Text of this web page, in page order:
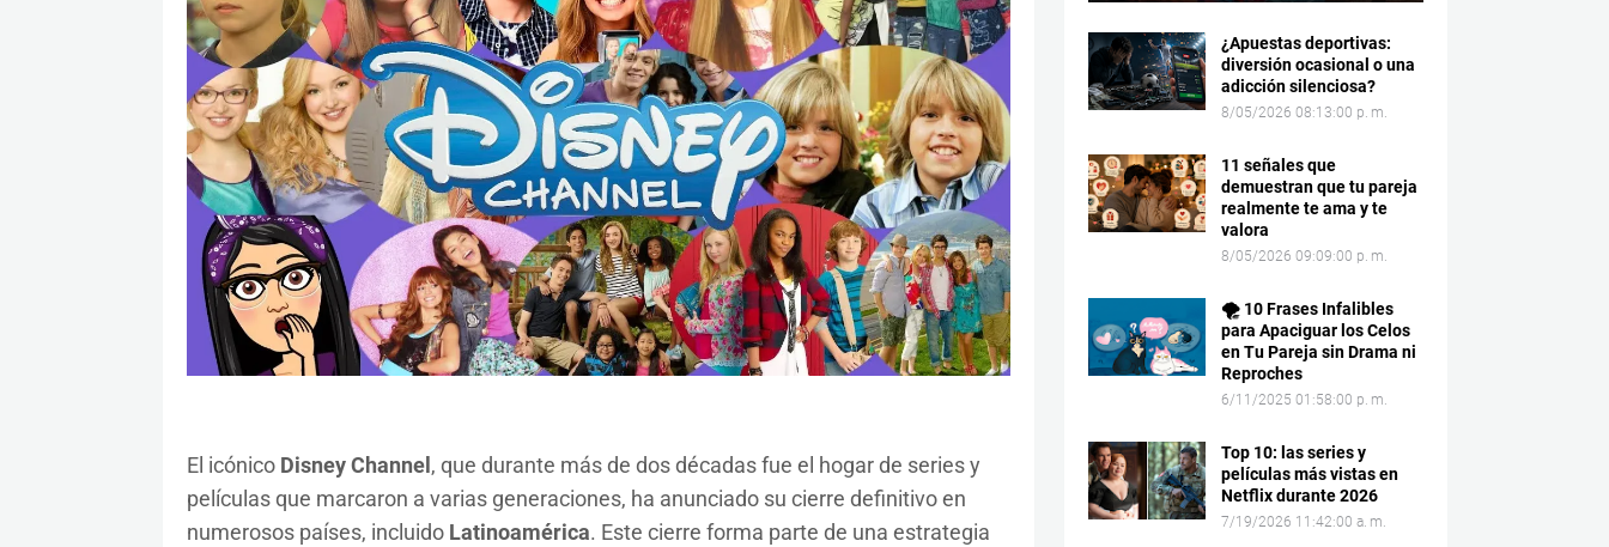
El icónico Disney Channel , que durante más de dos décadas fue el hogar de series y
películas que marcaron a varias generaciones, ha anunciado su cierre definitivo en
numerosos países, incluido Latinoamérica. Este cierre forma parte de una estrategia
¿Apuestas deportivas:
diversión ocasional o una
adicción silenciosa?
8/05/2026 08:13:00 p. m.
11 señales que
demuestran que tu pareja
realmente te ama y te
valora
8/05/2026 09:09:00 p. m.
🌪️ 10 Frases Infalibles
para Apaciguar los Celos
en Tu Pareja sin Drama ni
Reproches
6/11/2025 01:58:00 p. m.
Top 10: las series y
películas más vistas en
Netflix durante 2026
7/19/2026 11:42:00 a. m.